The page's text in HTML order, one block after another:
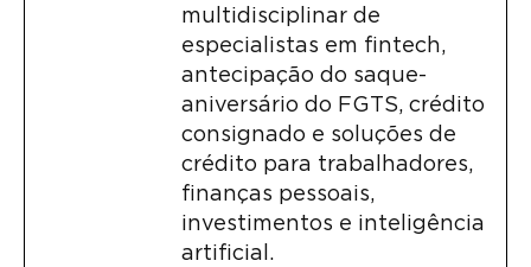
multidisciplinar de
especialistas em fintech,
antecipação do saque-
aniversário do FGTS, crédito
consignado e soluções de
crédito para trabalhadores,
finanças pessoais,
investimentos e inteligência
artificial.